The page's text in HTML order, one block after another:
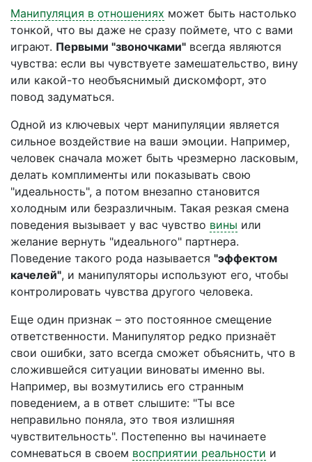
Манипуляция в отношениях может быть настолько
тонкой, что вы даже не сразу поймете, что с вами
играют. Первыми "звоночками" всегда являются
чувства: если вы чувствуете замешательство, вину
или какой-то необъяснимый дискомфорт, это
повод задуматься.
Одной из ключевых черт манипуляции является
сильное воздействие на ваши эмоции. Например,
человек сначала может быть чрезмерно ласковым,
делать комплименты или показывать свою
"идеальность", а потом внезапно становится
холодным или безразличным. Такая резкая смена
поведения вызывает у вас чувство вины или
желание вернуть "идеального" партнера.
Поведение такого рода называется "эффектом
качелей", и манипуляторы используют его, чтобы
контролировать чувства другого человека.
Еще один признак – это постоянное смещение
ответственности. Манипулятор редко признаёт
свои ошибки, зато всегда сможет объяснить, что в
сложившейся ситуации виноваты именно вы.
Например, вы возмутились его странным
поведением, а в ответ слышите: "Ты все
неправильно поняла, это твоя излишняя
чувствительность". Постепенно вы начинаете
сомневаться в своем восприятии реальности и